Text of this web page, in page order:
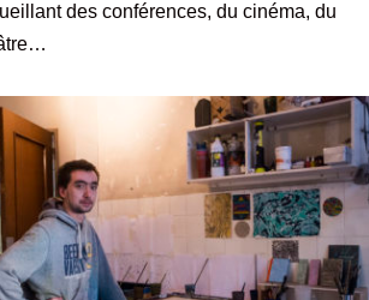
des conférences, du cinéma, du